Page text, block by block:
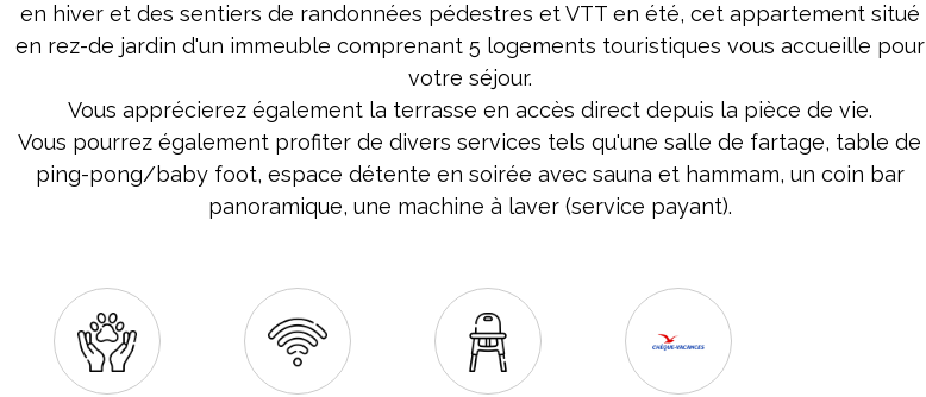
en hiver et des sentiers de randonnées pédestres et VTT en été, cet appartement situé
en rez-de jardin d'un immeuble comprenant 5 logements touristiques vous accueille pour
votre séjour.
Vous apprécierez également la terrasse en accès direct depuis la pièce de vie.
Vous pourrez également profiter de divers services tels qu'une salle de fartage, table de
ping-pong/baby foot, espace détente en soirée avec sauna et hammam, un coin bar
panoramique, une machine à laver (service payant).